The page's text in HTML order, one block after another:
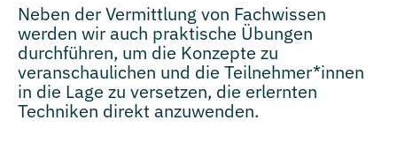
Neben der Vermittlung von Fachwissen
werden wir auch praktische Übungen
durchführen, um die Konzepte zu
veranschaulichen und die Teilnehmer*innen
in die Lage zu versetzen, die erlernten
Techniken direkt anzuwenden.